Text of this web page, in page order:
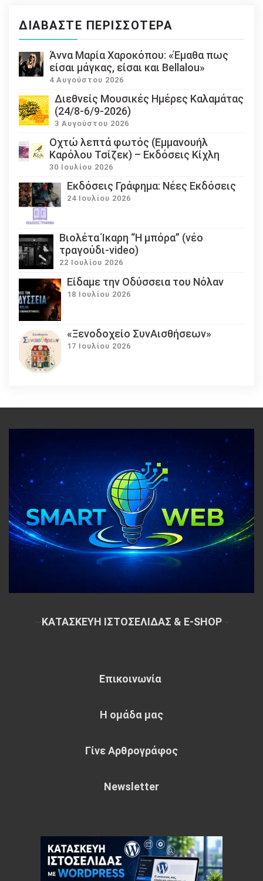
ΔΙΑΒΆΣΤΕ ΠΕΡΙΣΣΌΤΕΡΑ
Άννα Μαρία Χαροκόπου: «Έμαθα πως
είσαι μάγκας, είσαι και Bellalou»
4 Αυγούστου 2026
Διεθνείς Μουσικές Ημέρες Καλαμάτας
(24/8-6/9-2026)
3 Αυγούστου 2026
Οχτώ λεπτά φωτός (Εμμανουήλ
Καρόλου Τσίζεκ) – Εκδόσεις Κίχλη
30 Ιουλίου 2026
Εκδόσεις Γράφημα: Νέες Εκδόσεις
24 Ιουλίου 2026
Βιολέτα Ίκαρη “Η μπόρα” (νέο
τραγούδι-video)
22 Ιουλίου 2026
Eίδαμε την Οδύσσεια του Νόλαν
18 Ιουλίου 2026
«Ξενοδοχείο ΣυνΑισθήσεων»
17 Ιουλίου 2026
ΚΑΤΑΣΚΕΥΗ ΙΣΤΟΣΕΛΙΔΑΣ & E-SHOP~
Επικοινωνία
Η ομάδα μας
Γίνε Αρθρογράφος
Newsletter